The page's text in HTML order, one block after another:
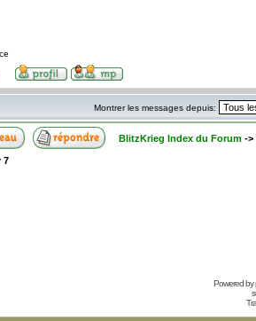
Montrer les messages depuis:
BlitzKrieg Index du Forum->
7
Powered by